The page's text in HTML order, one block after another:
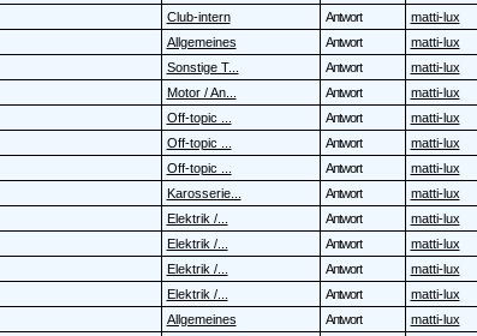
Club-intern Antwort matti-lux
Allgemeines Antwort matti-lux
Sonstige T... Antwort matti-lux
Motor / An... Antwort matti-lux
Off-topic ... Antwort matti-lux
Off-topic ... Antwort matti-lux
Off-topic ... Antwort matti-lux
Karosserie... Antwort matti-lux
Elektrik /... Antwort matti-lux
Elektrik /... Antwort matti-lux
Elektrik /... Antwort matti-lux
Elektrik /... Antwort matti-lux
Allgemeines Antwort matti-lux